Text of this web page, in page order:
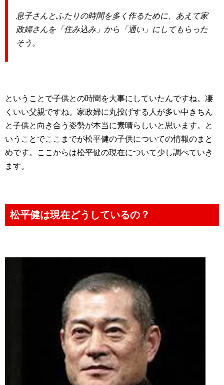
息子さんとふたりの時間を多く作るために、あえて家
政婦さんを 「住み込み」から「通い」 にしてもらった
そう。
ということで子供との時間を大事にしていたんですね。凄
くいい父親ですね。家政婦に丸投げする人が多い中きちん
と子供と向き合う姿勢が本当に素晴らしいと思います。と
いうことでここまでが松平健の子供についての情報のまと
めです。ここからは松平健の現在について少し調べていき
ます。
松平健は現在どうしているの？